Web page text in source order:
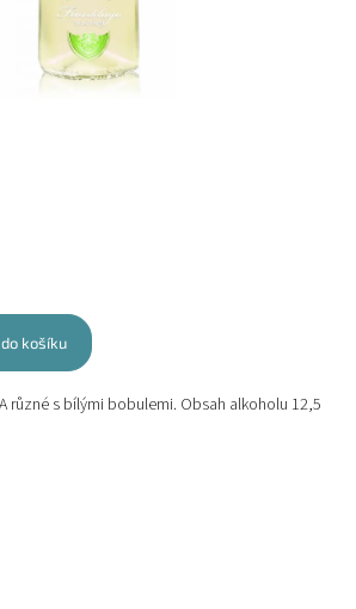
košíku
různé s bílými bobulemi. Obsah alkoholu 12,5